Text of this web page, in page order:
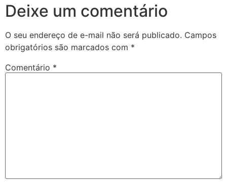
Deixe um comentário
O seu endereço de e-mail não será publicado. Campos
obrigatórios são marcados com *
Comentário *